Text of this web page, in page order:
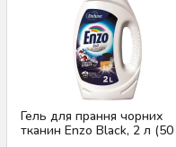
Гель для прання чорних
тканин Enzo Black, 2 л (50